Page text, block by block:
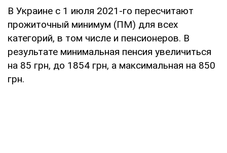
В Украине с 1 июля 2021-го пересчитают
прожиточный минимум (ПМ) для всех
категорий, в том числе и пенсионеров. В
результате минимальная пенсия увеличиться
на 85 грн, до 1854 грн, а максимальная на 850
грн.